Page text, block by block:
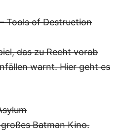
Tools of Destruction
das zu Recht vorab
warnt. Hier geht es
Batman Kino.